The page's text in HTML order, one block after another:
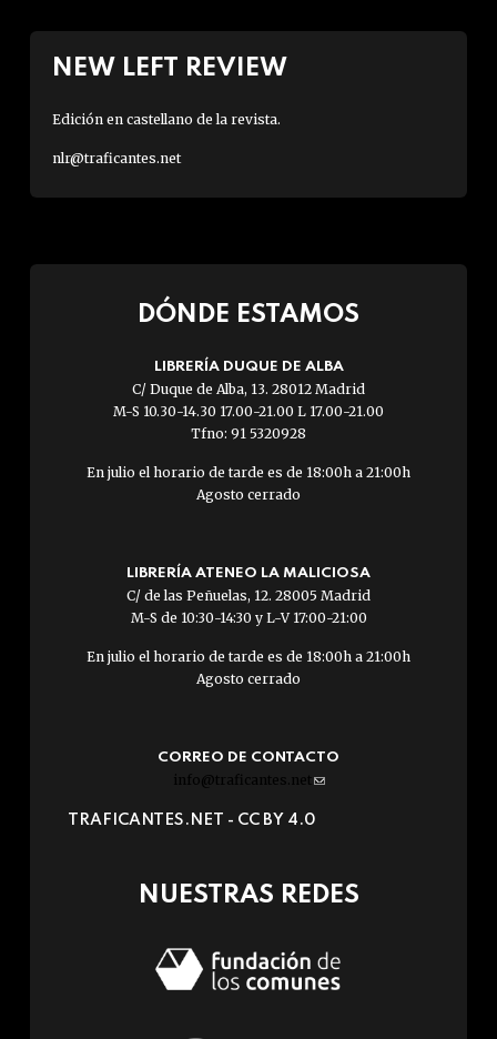
NEW LEFT REVIEW
Edición en castellano de la revista.
nlr@traficantes.net
DÓNDE ESTAMOS
LIBRERÍA DUQUE DE ALBA
C/ Duque de Alba, 13. 28012 Madrid
M-S 10.30-14.30 17.00-21.00 L 17.00-21.00
Tfno: 91 5320928
En julio el horario de tarde es de 18:00h a 21:00h
Agosto cerrado
LIBRERÍA ATENEO LA MALICIOSA
C/ de las Peñuelas, 12. 28005 Madrid
M-S de 10:30-14:30 y L-V 17:00-21:00
En julio el horario de tarde es de 18:00h a 21:00h
Agosto cerrado
CORREO DE CONTACTO
info@traficantes.net (link
e-
TRAFICANTES.NET - CC BY 4.0
NUESTRAS REDES